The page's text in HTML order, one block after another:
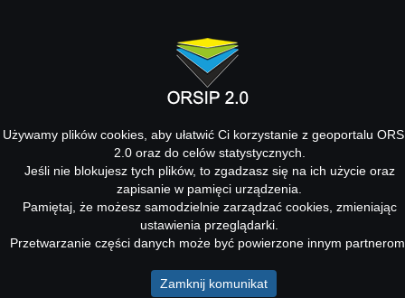
Używamy plików cookies, aby ułatwić Ci korzystanie z geoportalu
2.0 oraz do celów statystycznych.
Jeśli nie blokujesz tych plików, to zgadzasz się na ich użycie oraz
zapisanie w pamięci urządzenia.
Pamiętaj, że możesz samodzielnie zarządzać cookies, zmieniając
ustawienia przeglądarki.
Przetwarzanie części danych może być powierzone innym
Zamknij komunikat